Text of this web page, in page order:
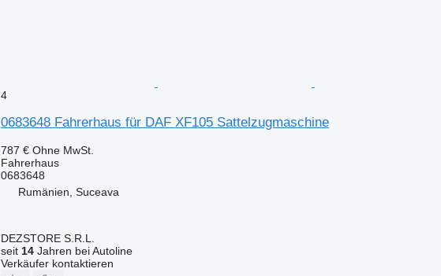
4
0683648 Fahrerhaus für DAF XF105 Sattelzugmaschine
787 € Ohne MwSt.
Fahrerhaus
0683648
Rumänien, Suceava
DEZSTORE S.R.L.
seit 14Jahren bei Autoline
Verkäufer kontaktieren